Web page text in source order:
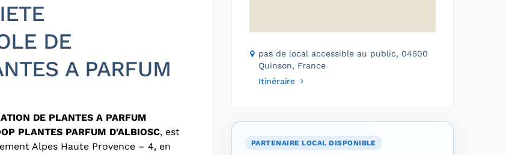
DE
A PARFUM
DE PLANTES A PARFUM
PLANTES PARFUM D'ALBIOSC, est
Alpes Haute Provence – 4, en
pas de local accessible au public, 04500
Quinson, France
Itinéraire
PARTENAIRE LOCAL DISPONIBLE